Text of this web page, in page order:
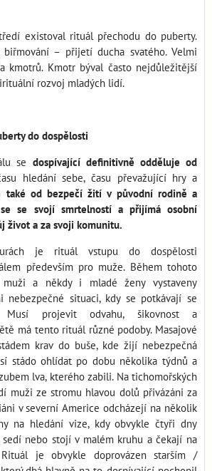
existoval rituál přechodu do puberty.
– přijetí ducha svatého. Velmi
kmotrů. Kmotr býval často nejdůležitější
rozvoj mladých lidí.
do dospělosti
se dospívající definitivně odděluje od
hledání sebe, času převažující hry a
také od bezpečí žití v původní rodině a
se svojí smrtelností a přijímá osobní
život a za svoji komunitu.
je rituál vstupu do dospělosti
především pro muže. Během tohoto
a někdy i mladé ženy vystaveny
nebezpečné situaci, kdy se potkávají se
Musí projevit odvahu, šikovnost a
má tento rituál různé podoby. Masajové
krav do buše, kde žijí nebezpečná
stádo ohlídat po dobu několika týdnů a
lva, kterého zabili. Na tichomořských
muži ze stromu hlavou dolů přivázáni za
v severní Americe odcházejí na několik
na hledání vize, kdy obvykle čtyři dny
sedí nebo stojí v malém kruhu a čekají na
je obvykle doprovázen starším /